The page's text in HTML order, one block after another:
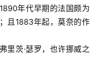
年代早期的法国颇为
且1883年起，莫奈的作
里茨·瑟罗，也许挪威之